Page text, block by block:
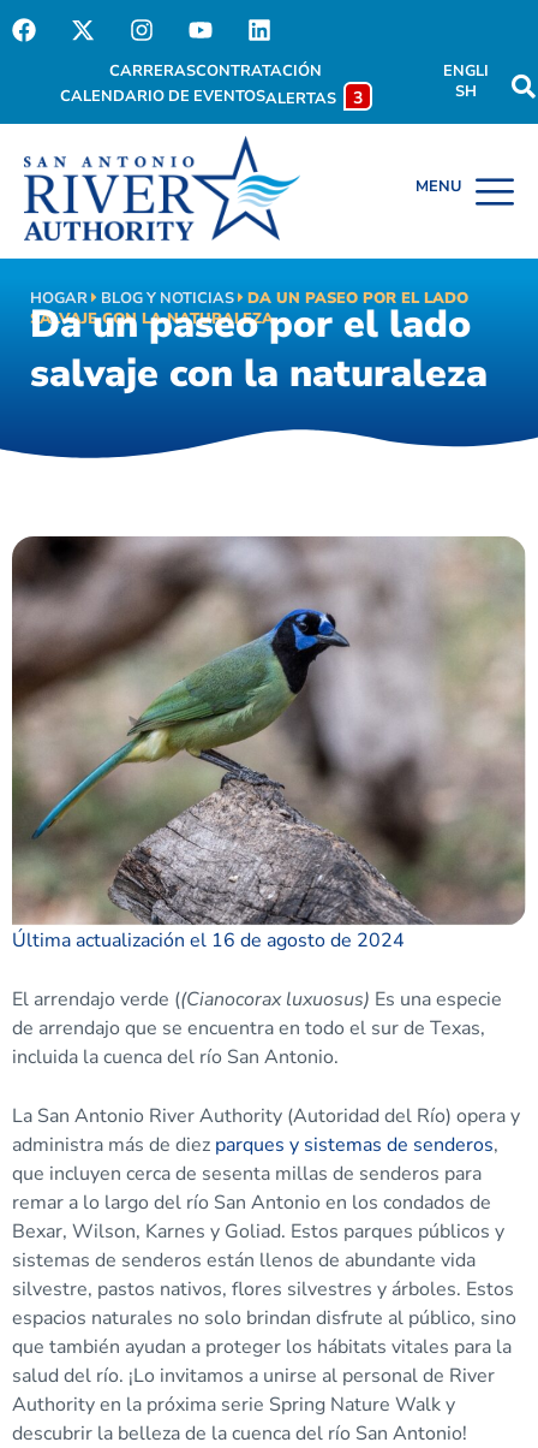
CARRERASCONTRATACIÓN
CALENDARIO DE EVENTOSALERTAS 3
ENGLI
SH
HOGAR BLOG Y NOTICIAS
DA UN PASEO POR EL LADO
SALVAJE CON LA NATURALEZA
Da un paseo por el lado
salvaje con la naturaleza
Última actualización el 16 de agosto de 2024
El arrendajo verde ((Cianocorax luxuosus) Es una especie
de arrendajo que se encuentra en todo el sur de Texas,
incluida la cuenca del río San Antonio.
La San Antonio River Authority (Autoridad del Río) opera y
administra más de diez parques y sistemas de senderos,
que incluyen cerca de sesenta millas de senderos para
remar a lo largo del río San Antonio en los condados de
Bexar, Wilson, Karnes y Goliad. Estos parques públicos y
sistemas de senderos están llenos de abundante vida
silvestre, pastos nativos, flores silvestres y árboles. Estos
espacios naturales no solo brindan disfrute al público, sino
que también ayudan a proteger los hábitats vitales para la
salud del río. ¡Lo invitamos a unirse al personal de River
Authority en la próxima serie Spring Nature Walk y
descubrir la belleza de la cuenca del río San Antonio!